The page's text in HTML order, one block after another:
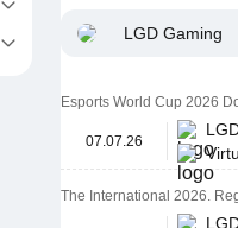
LGD Gaming
Esports World Cup 2026
07.07.26
The International 2026.